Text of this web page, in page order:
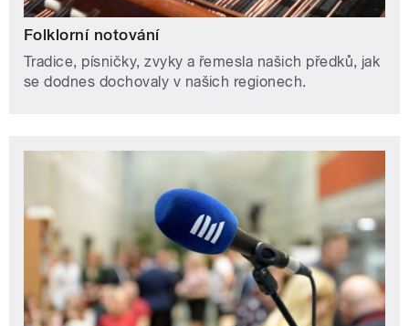
Folklorní notování
Tradice, písničky, zvyky a řemesla našich předků, jak
se dodnes dochovaly v našich regionech.